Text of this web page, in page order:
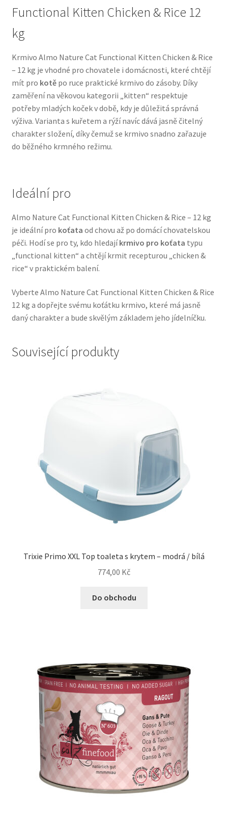
Pelíšky pro psy
Přepravky pro psy
Purizon pro psy — Vysoký obsah masa, bez obilovin
Royal Canin pro psy
Veterinární dieta pro psy
Wolf of Wilderness
Functional Kitten Chicken & Rice 12
kg
Krmivo Almo Nature Cat Functional Kitten Chicken & Rice
– 12 kg je vhodné pro chovatele i domácnosti, které chtějí
mít pro kotěpo ruce praktické krmivo do zásoby. Díky
zaměření na věkovou kategorii „kitten“ respektuje
potřeby mladých koček v době, kdy je důležitá správná
výživa. Varianta s kuřetem a rýží navíc dává jasně čitelný
charakter složení, díky čemuž se krmivo snadno zařazuje
do běžného krmného režimu.
Ideální pro
Almo Nature Cat Functional Kitten Chicken & Rice – 12 kg
je ideální pro koťata od chovu až po domácí chovatelskou
péči. Hodí se pro ty, kdo hledajíkrmivo pro koťata typu
„functional kitten“ a chtějí krmit recepturou „chicken &
rice“ v praktickém balení.
Vyberte Almo Nature Cat Functional Kitten Chicken & Rice
12 kg a dopřejte svému koťátku krmivo, které má jasně
daný charakter a bude skvělým základem jeho jídelníčku.
Související produkty
Trixie Primo XXL Top toaleta s krytem – modrá / bílá
774,00 Kč
Do obchodu